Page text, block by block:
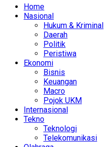
Home
Nasional
Hukum & Kriminal
Daerah
Politik
Peristiwa
Ekonomi
Bisnis
Keuangan
Macro
Pojok UKM
Internasional
Tekno
Teknologi
Telekomunikasi